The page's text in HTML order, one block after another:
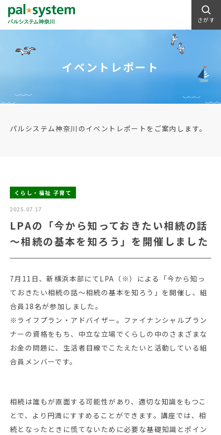
さがす
イベントレポート
パルシステム神奈川のイベントレポートをご案内します。
くらし・福祉 子育て
2025.07.17
LPAの「今から知っておきたい相続の話
～相続の基本を知ろう」を開催しました
7月11日、新横浜本部にてLPA（※）による「今から知っ
ておきたい相続の話～相続の基本を知ろう」を開催し、組
合員18名が参加しました。
※ライフプラン・アドバイザー。ファイナンシャルプラン
ナーの資格をもち、中立な立場でくらしの中のさまざまな
お金の問題に、生活者目線でこたえたいと活動している組
合員メンバーです。
相続は誰もが直面する可能性があり、適切な知識をもつこ
とで、より円満にすすめることができます。講座では、相
続となったときに慌てないために必要な基礎知識とポイン